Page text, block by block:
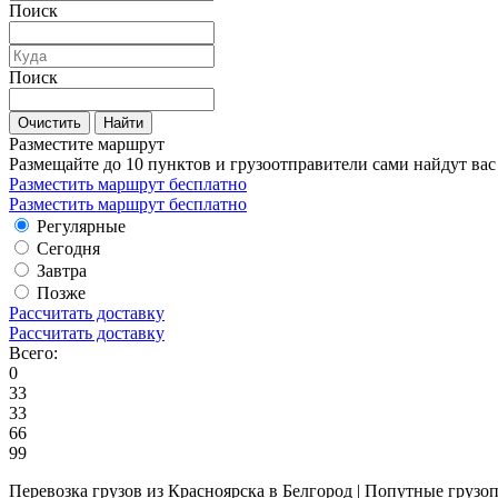
Поиск
Поиск
Очистить Найти
Разместите маршрут
Размещайте до 10 пунктов и грузоотправители сами найдут вас
Разместить маршрут бесплатно
Разместить маршрут бесплатно
Регулярные
Сегодня
Завтра
Позже
Рассчитать доставку
Рассчитать доставку
Всего:
0
33
33
66
99
Перевозка грузов из Красноярска в Белгород | Попутные